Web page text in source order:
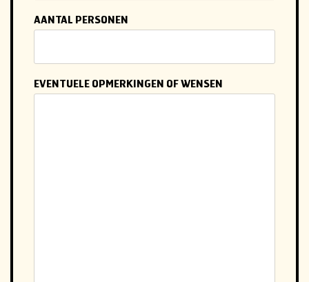
AANTAL PERSONEN
EVENTUELE OPMERKINGEN OF WENSEN